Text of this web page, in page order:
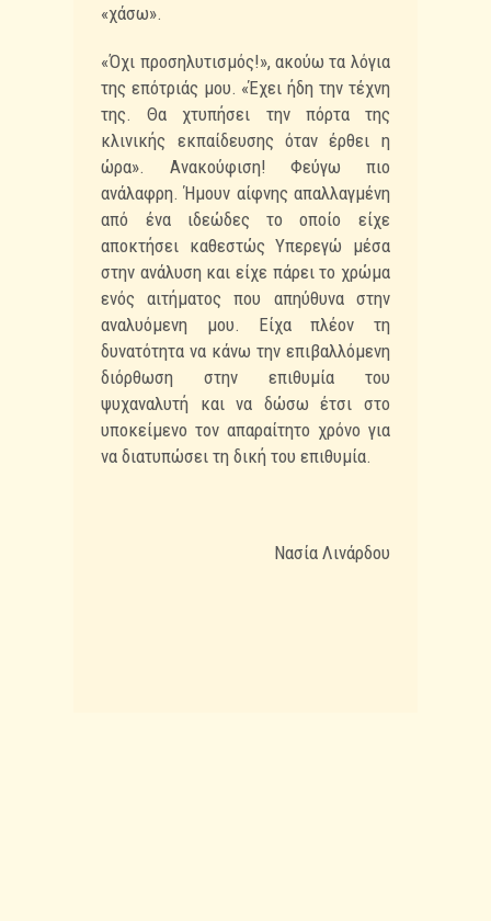
«χάσω».
«Όχι προσηλυτισμός!», ακούω τα λόγια
της επότριάς μου. «Έχει ήδη την τέχνη
της. Θα χτυπήσει την πόρτα της
κλινικής εκπαίδευσης όταν έρθει η
ώρα». Ανακούφιση! Φεύγω πιο
ανάλαφρη. Ήμουν αίφνης απαλλαγμένη
από ένα ιδεώδες το οποίο είχε
αποκτήσει καθεστώς Υπερεγώ μέσα
στην ανάλυση και είχε πάρει το χρώμα
ενός αιτήματος που απηύθυνα στην
αναλυόμενη μου. Είχα πλέον τη
δυνατότητα να κάνω την επιβαλλόμενη
διόρθωση στην επιθυμία του
ψυχαναλυτή και να δώσω έτσι στο
υποκείμενο τον απαραίτητο χρόνο για
να διατυπώσει τη δική του επιθυμία.
Νασία Λινάρδου